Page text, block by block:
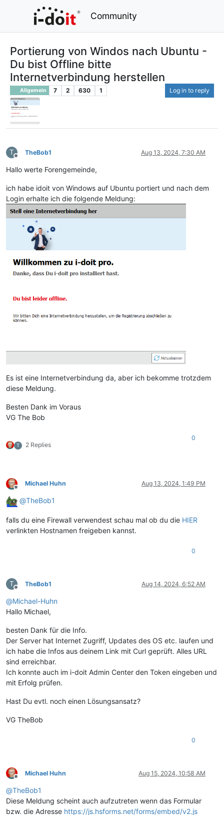
Community
Portierung von Windos nach Ubuntu -
Du bist Offline bitte
Internetverbindung herstellen
Allgemein 7 2 630 1 Log in to reply
T
Offline
TheBob1 Aug 13, 2024, 7:30 AM
Hallo werte Forengemeinde,
ich habe idoit von Windows auf Ubuntu portiert und nach dem
Login erhalte ich die folgende Meldung:
Es ist eine Internetverbindung da, aber ich bekomme trotzdem
diese Meldung.
Besten Dank im Voraus
VG The Bob
T 2 Replies
0
Offline
Michael Huhn Aug 13, 2024, 1:49 PM
@TheBob1
falls du eine Firewall verwendest schau mal ob du die HIER
verlinkten Hostnamen freigeben kannst.
0
T
Offline
TheBob1 Aug 14, 2024, 6:52 AM
@Michael-Huhn
Hallo Michael,
besten Dank für die Info.
Der Server hat Internet Zugriff, Updates des OS etc. laufen und
ich habe die Infos aus deinem Link mit Curl geprüft. Alles URL
sind erreichbar.
Ich konnte auch im i-doit Admin Center den Token eingeben und
mit Erfolg prüfen.
Hast Du evtl. noch einen Lösungsansatz?
VG TheBob
0
Offline
Michael Huhn Aug 15, 2024, 10:58 AM
@TheBob1
Diese Meldung scheint auch aufzutreten wenn das Formular
bzw. die Adresse https://js.hsforms.net/forms/embed/v2.js